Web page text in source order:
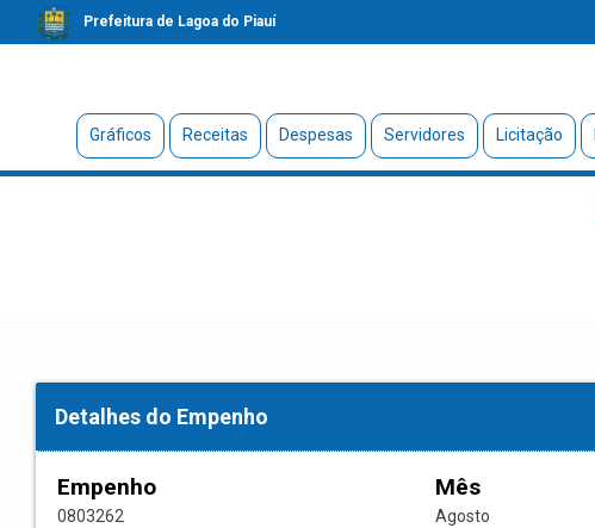
Prefeitura de Lagoa do Piauí
Gráficos Receitas Despesas Servidores Licitação
Detalhes do Empenho
Empenho
0803262
Mês
Agosto